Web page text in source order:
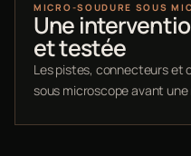
MICRO-SOUDURE SOUS
Une
et testée
Les pistes, connecteurs et
sous microscope avant une